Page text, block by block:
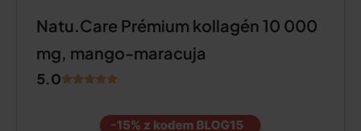
Natu.Care Prémium kollagén 10 000
mg, mango-maracuja
5.0